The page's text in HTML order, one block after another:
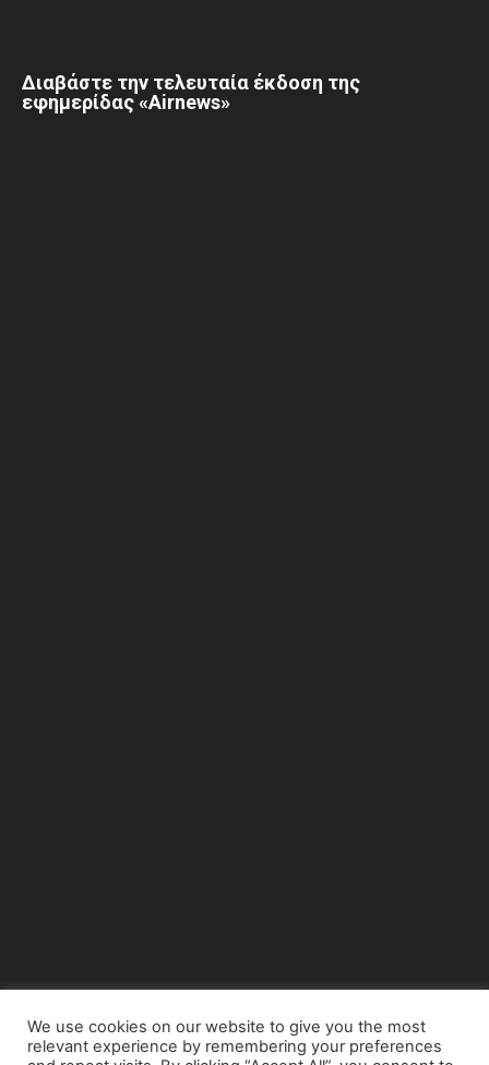
Διαβάστε την τελευταία έκδοση της
εφημερίδας «Airnews»
We use cookies on our website to give you the most
relevant experience by remembering your preferences